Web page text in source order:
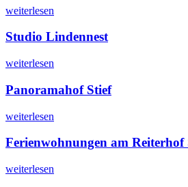
weiterlesen
Studio Lindennest
weiterlesen
Panoramahof Stief
weiterlesen
Ferienwohnungen am Reiterhof
weiterlesen